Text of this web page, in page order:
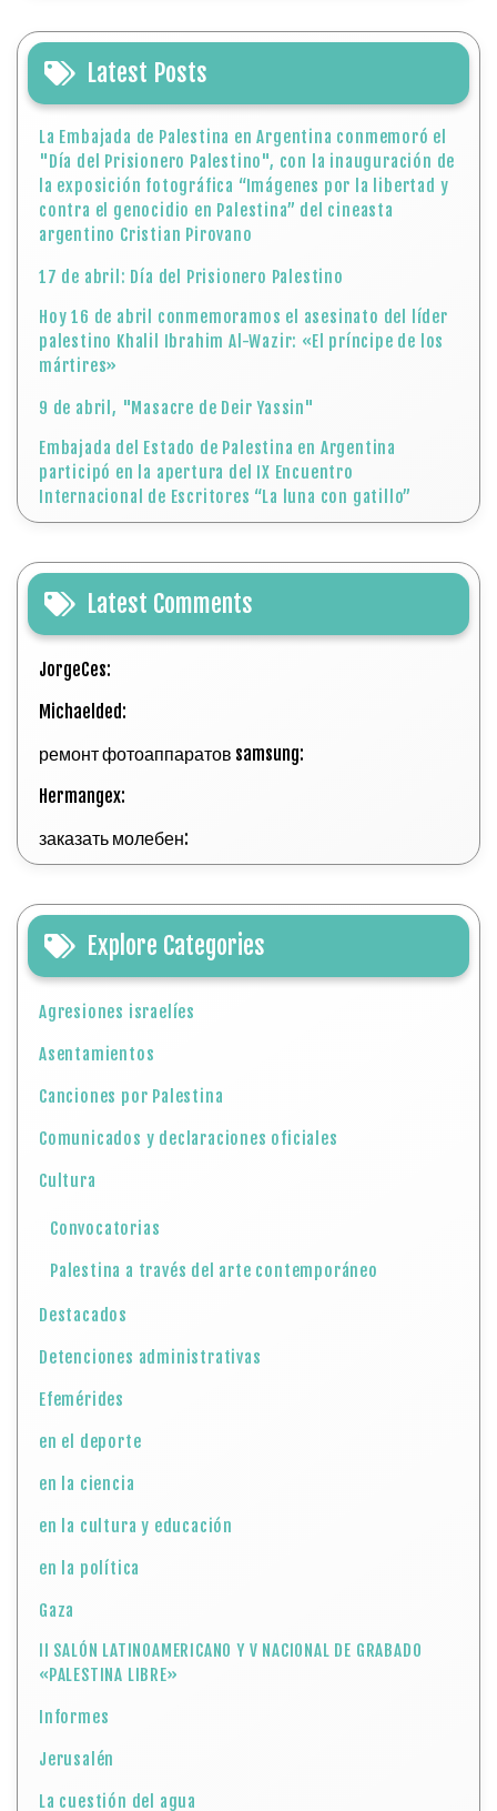
Latest Posts
La Embajada de Palestina en Argentina conmemoró el
"Día del Prisionero Palestino", con la inauguración de
la exposición fotográfica “Imágenes por la libertad y
contra el genocidio en Palestina” del cineasta
argentino Cristian Pirovano
17 de abril: Día del Prisionero Palestino
Hoy 16 de abril conmemoramos el asesinato del líder
palestino Khalil Ibrahim Al-Wazir: «El príncipe de los
mártires»
9 de abril, "Masacre de Deir Yassin"
Embajada del Estado de Palestina en Argentina
participó en la apertura del IX Encuentro
Internacional de Escritores “La luna con gatillo”
Latest Comments
JorgeCes:
Michaelded:
ремонт фотоаппаратов samsung:
Hermangex:
заказать молебен:
Explore Categories
Agresiones israelíes
Asentamientos
Canciones por Palestina
Comunicados y declaraciones oficiales
Cultura
Convocatorias
Palestina a través del arte contemporáneo
Destacados
Detenciones administrativas
Efemérides
en el deporte
en la ciencia
en la cultura y educación
en la política
Gaza
II SALÓN LATINOAMERICANO Y V NACIONAL DE GRABADO
«PALESTINA LIBRE»
Informes
Jerusalén
La cuestión del agua